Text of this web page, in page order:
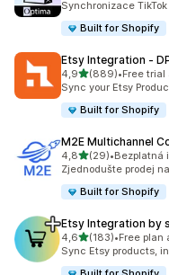
Synchronizace
Built for Shopify
Etsy Integration ‑
4,9z 5 hvězd
(889)
Celkový počet
•Free trial
Sync your Etsy
Built for Shopify
M2E Multichannel
4,8z 5 hvězd
(29)
Celkový počet
•Bezplatná
Zjednodušte prodej
Built for Shopify
Etsy Integration by
4,6z 5 hvězd
(183)
Celkový počet
•Free plan
Sync Etsy products,